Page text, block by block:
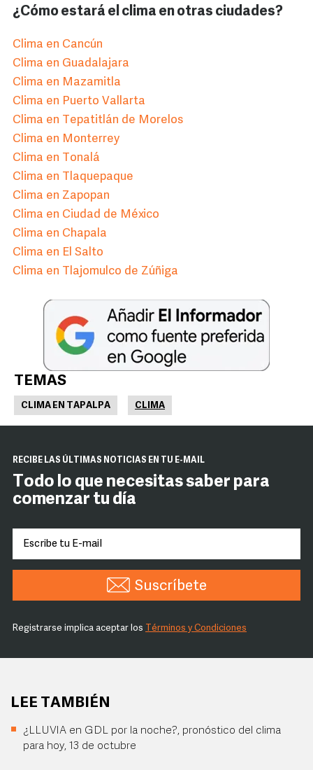
¿Cómo estará el clima en otras ciudades?
Clima en Cancún
Clima en Guadalajara
Clima en Mazamitla
Clima en Puerto Vallarta
Clima en Tepatitlán de Morelos
Clima en Monterrey
Clima en Tonalá
Clima en Tlaquepaque
Clima en Zapopan
Clima en Ciudad de México
Clima en Chapala
Clima en El Salto
Clima en Tlajomulco de Zúñiga
TEMAS
CLIMA EN TAPALPA CLIMA
RECIBE LAS ÚLTIMAS NOTICIAS EN TU E-MAIL
Todo lo que necesitas saber para
comenzar tu día
Suscríbete
Registrarse implica aceptar los Términos y Condiciones
LEE TAMBIÉN
¿LLUVIA en GDL por la noche?, pronóstico del clima
para hoy, 13 de octubre